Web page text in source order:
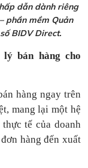
dẫn dành riêng
phần mềm Quản
BIDV Direct.
bán hàng cho
hàng ngay trên
mang lại một hệ
tế của doanh
hàng đến xuất